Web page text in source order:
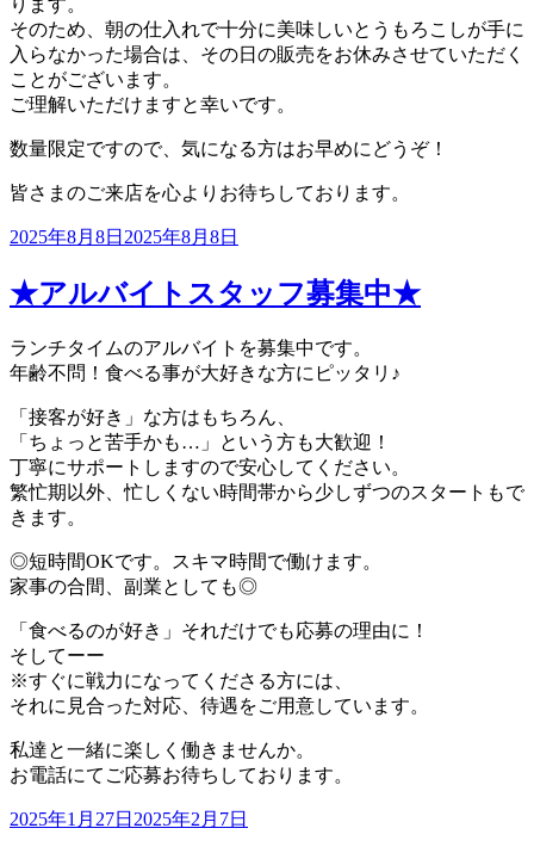
ります。
そのため、朝の仕入れで十分に美味しいとうもろこしが手に
入らなかった場合は、その日の販売をお休みさせていただく
ことがございます。
ご理解いただけますと幸いです。
数量限定ですので、気になる方はお早めにどうぞ！
皆さまのご来店を心よりお待ちしております。
投
日:
2025年8月8日 2025年8月8日
★アルバイトスタッフ募集中★
ランチタイムのアルバイトを募集中です。
年齢不問！食べる事が大好きな方にピッタリ♪
「接客が好き」な方はもちろん、
「ちょっと苦手かも…」という方も大歓迎！
丁寧にサポートしますので安心してください。
繁忙期以外、忙しくない時間帯から少しずつのスタートもで
きます。
◎短時間OKです。スキマ時間で働けます。
家事の合間、副業としても◎
「食べるのが好き」それだけでも応募の理由に！
そしてーー
※すぐに戦力になってくださる方には、
それに見合った対応、待遇をご用意しています。
私達と一緒に楽しく働きませんか。
お電話にてご応募お待ちしております。
投
2025年1月27日 2025年2月7日